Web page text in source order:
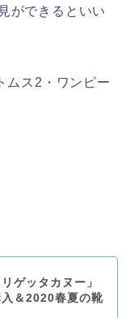
ができるといい
ムス2・ワンピー
ゲッタカヌー」
＆2020春夏の靴